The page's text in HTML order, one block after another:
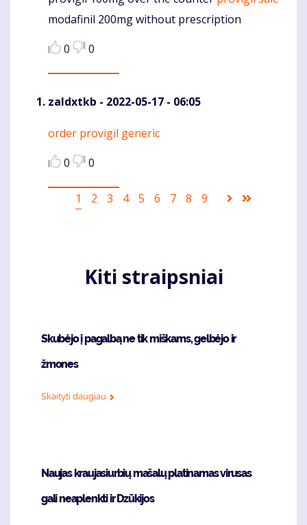
modafinil 200mg without prescription
0
0
zaldxtkb - 2022-05-17 - 06:05
Komentaras
order provigil generic
0
0
Pagination
Current
1 Puslapis
2 Puslapis
3 Puslapis
4 Puslapis
5 Puslapis
6 Puslapis
7 Puslapis
8 Puslapis
9
Sekantis
Kiti straipsniai
Skubėjo į pagalbą ne tik miškams, gelbėjo ir
žmones
Skaityti daugiau
Naujas kraujasiurbių mašalų platinamas virusas
gali neaplenkti ir Dzūkijos